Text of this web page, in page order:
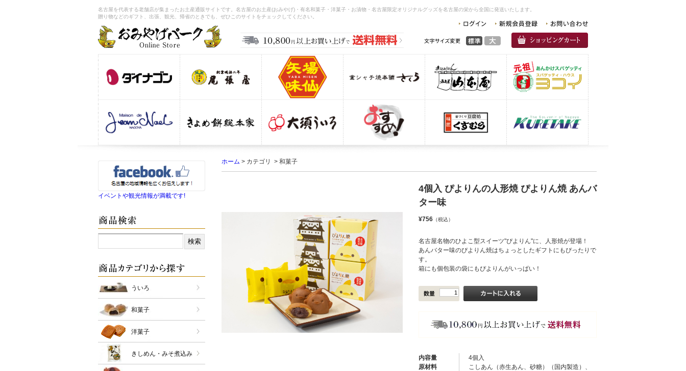
名古屋を代表する老舗店が集まったお土産通販サイトです。名古屋のお土産(おみやげ)・有名和菓子・洋菓子・お漬物・名古屋限定オリジナルグッズを名古屋の栄から全国に発送いたします。
贈り物などのギフト、出張、観光、帰省のときでも、ぜひこのサイトをチェックしてください。
ホーム > カテゴリ > 和菓子
4個入 ぴよりんの人形焼 ぴよりん焼 あんバ
ター味
¥756 （税込）
名古屋名物のひよこ型スイーツ"ぴよりん"に、人形焼が登場！
あんバター味のぴよりん焼はちょっとしたギフトにもぴったりで
す。
箱にも個包装の袋にもぴよりんがいっぱい！
内容量
4個入
原材料
こしあん（赤生あん、砂糖）（国内製造）、
イベントや観光情報が満載です!
ういろ
和菓子
洋菓子
きしめん・みそ煮込み